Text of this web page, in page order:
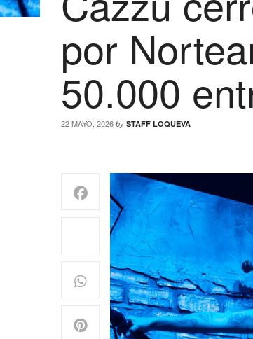
por
50.000
22 MAYO, 2026 by STAFF LOQUEVA